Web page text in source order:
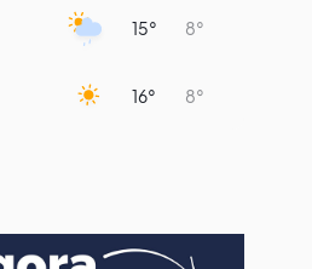
15° 8°
16° 8°
14° 9°